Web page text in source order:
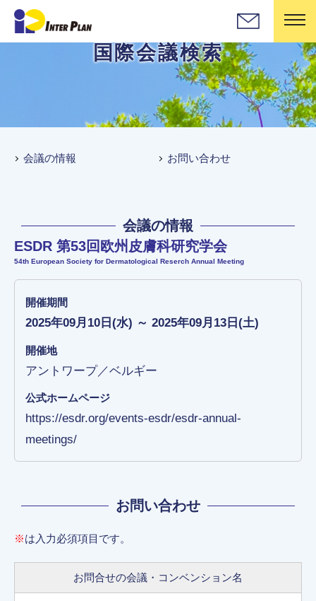
国際会議検索
会議の情報 お問い合わせ
会議の情報
ESDR 第53回欧州皮膚科研究学会
54th European Society for Dermatological Reserch Annual Meeting
開催期間
2025年09月10日(水) ～ 2025年09月13日(土)
開催地
アントワープ／ベルギー
公式ホームページ
https://esdr.org/events-esdr/esdr-annual-
meetings/
お問い合わせ
※は入力必須項目です。
お問合せの会議・コンベンション名